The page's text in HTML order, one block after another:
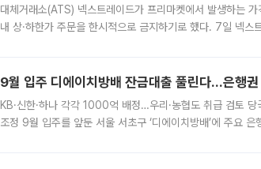
대체거래소(ATS) 넥스트레이드가 프리마켓에서 발생하는
내 상·하한가 주문을 한시적으로 금지하기로 했다. 7일 넥스
9월 입주 디에이치방배 잔금대출 풀린다…은행
KB·신한·하나 각각 1000억 배정…우리·농협도 취급 검토
조정 9월 입주를 앞둔 서울 서초구 ‘디에이치방배’에 주요